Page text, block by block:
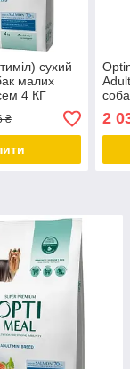
сухий
малих
4 КГ
₴ 2